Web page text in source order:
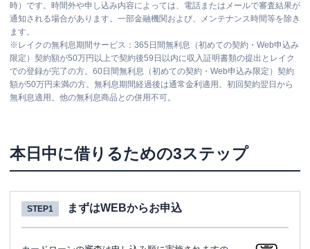
時）です。時間外や申し込み内容によっては、電話またはメールで審査結果が
通知される場合があります。一部金融機関および、メンテナンス時間等を除き
ます。
※ レイクの無利息期間サービス：365日間無利息（初めての契約・Web申込み
限定）契約額が50万円以上で契約後59日以内に収入証明書類の提出とレイク
での登録が完了の方。60日間無利息（初めての契約・Web申込み限定）契約
額が50万円未満の方。無利息期間経過後は通常金利適用。初回契約翌日から
無利息適用。他の無利息商品との併用不可。
本日中に借りるための3ステップ
STEP1 まずはWEBからお申込